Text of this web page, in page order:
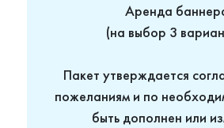
Аренда
(на выбор 3
Пакет утверждается
пожеланиям и по
быть дополнен или